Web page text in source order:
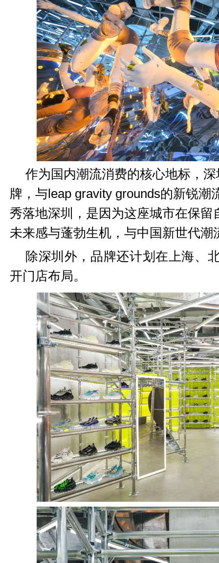
作为国内潮流消费的核心地标，
牌，与leap gravity grounds的新锐潮
秀落地深圳，是因为这座城市在保
未来感与蓬勃生机，与中国新世代
除深圳外，品牌还计划在上海、
开门店布局。